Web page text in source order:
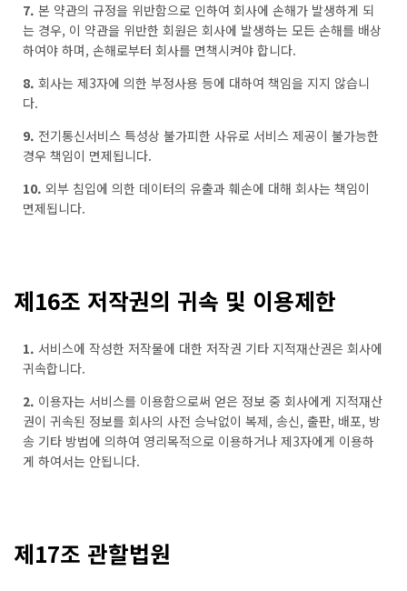
7. 본 약관의 규정을 위반함으로 인하여 회사에 손해가 발생하게 되
는 경우, 이 약관을 위반한 회원은 회사에 발생하는 모든 손해를 배상
하여야 하며, 손해로부터 회사를 면책시켜야 합니다.
8. 회사는 제3자에 의한 부정사용 등에 대하여 책임을 지지 않습니
다.
9. 전기통신서비스 특성상 불가피한 사유로 서비스 제공이 불가능한
경우 책임이 면제됩니다.
10. 외부 침입에 의한 데이터의 유출과 훼손에 대해 회사는 책임이
면제됩니다.
제16조 저작권의 귀속 및 이용제한
1. 서비스에 작성한 저작물에 대한 저작권 기타 지적재산권은 회사에
귀속합니다.
2. 이용자는 서비스를 이용함으로써 얻은 정보 중 회사에게 지적재산
권이 귀속된 정보를 회사의 사전 승낙없이 복제, 송신, 출판, 배포, 방
송 기타 방법에 의하여 영리목적으로 이용하거나 제3자에게 이용하
게 하여서는 안됩니다.
제17조 관할법원